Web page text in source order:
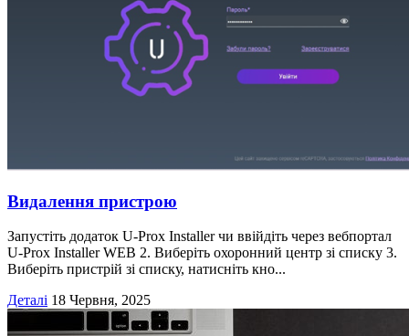
Видалення пристрою
Запустіть додаток U-Prox Installer чи ввійдіть через вебпортал
U-Prox Installer WEB 2. Виберіть охоронний центр зі списку 3.
Виберіть пристрій зі списку, натисніть кно...
Деталі 18 Червня, 2025